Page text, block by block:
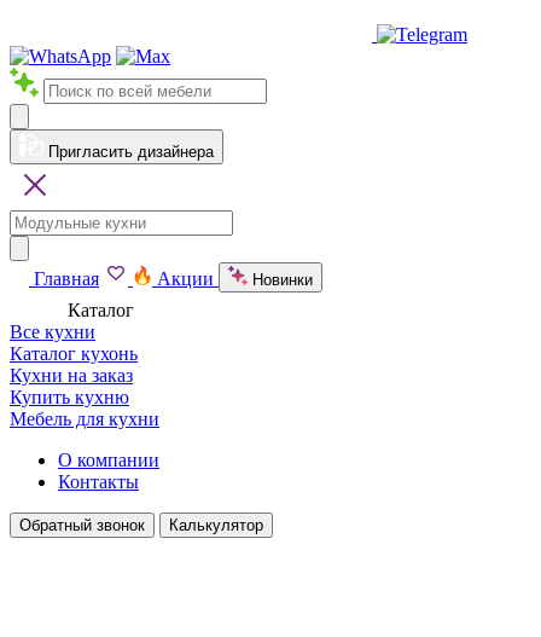
Пригласить дизайнера
Главная Акции Новинки
Каталог
Все кухни
Каталог кухонь
Кухни на заказ
Купить кухню
Мебель для кухни
О компании
Контакты
Обратный звонок Калькулятор